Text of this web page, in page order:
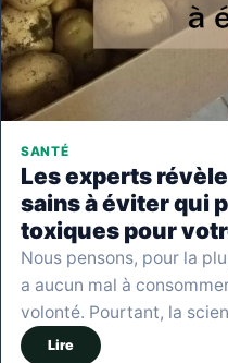
SANTÉ
Les experts
sains à éviter qui
toxiques pour
Nous pensons, pour la
a aucun mal à
volonté. Pourtant, la
Lire